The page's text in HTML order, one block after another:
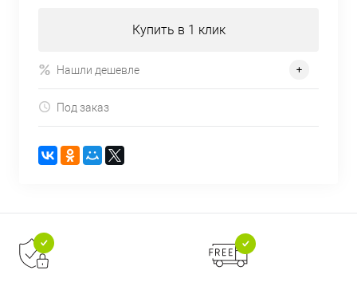
Купить в 1 клик
Нашли дешевле
Под заказ